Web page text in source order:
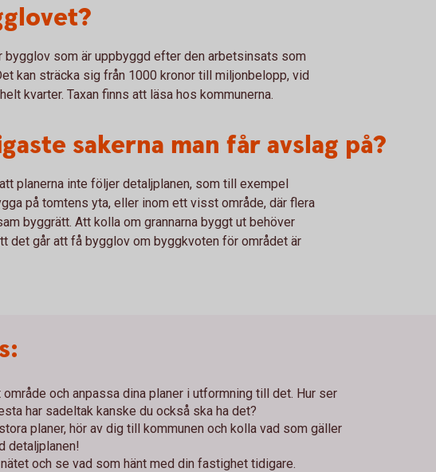
som är uppbyggd efter den arbetsinsats som
kan sträcka sig från 1000 kronor till miljonbelopp, vid
kvarter. Taxan finns att läsa hos kommunerna.
sakerna man får avslag på?
planerna inte följer detaljplanen, som till exempel
på tomtens yta, eller inom ett visst område, där flera
byggrätt. Att kolla om grannarna byggt ut behöver
det går att få bygglov om byggkvoten för området är
och anpassa dina planer i utformning till det. Hur ser
har sadeltak kanske du också ska ha det?
planer, hör av dig till kommunen och kolla vad som gäller
detaljplanen!
och se vad som hänt med din fastighet tidigare.